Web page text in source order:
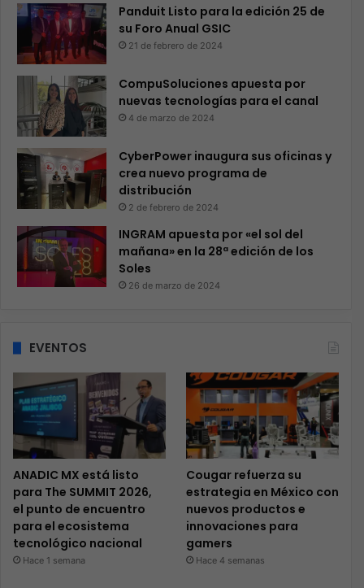
Panduit Listo para la edición 25 de
su Foro Anual GSIC
21 de febrero de 2024
CompuSoluciones apuesta por
nuevas tecnologías para el canal
4 de marzo de 2024
CyberPower inaugura sus oficinas y
crea nuevo programa de
distribución
2 de febrero de 2024
INGRAM apuesta por «el sol del
mañana» en la 28ª edición de los
Soles
26 de marzo de 2024
EVENTOS
ANADIC MX está listo
para The SUMMIT 2026,
el punto de encuentro
para el ecosistema
tecnológico nacional
Hace 1 semana
Cougar refuerza su
estrategia en México con
nuevos productos e
innovaciones para
gamers
Hace 4 semanas